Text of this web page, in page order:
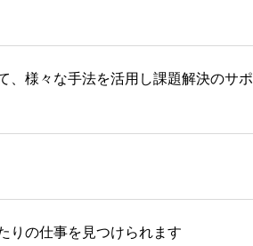
、様々な手法を活用し課題解決のサポ
りの仕事を見つけられます